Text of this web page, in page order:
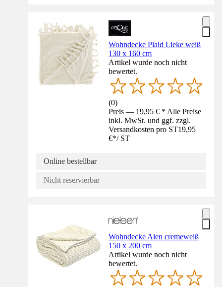
Wohndecke Plaid Lieke weiß
130 x 160 cm
Artikel wurde noch nicht
bewertet.
(0)
Preis — 19,95 € * Alle Preise
inkl. MwSt. und ggf. zzgl.
Versandkosten pro ST19,95
€*/ ST
Online bestellbar
Nicht reservierbar
Wohndecke Alen cremeweiß
150 x 200 cm
Artikel wurde noch nicht
bewertet.